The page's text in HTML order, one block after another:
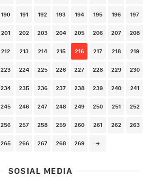
190 191 192 193 194 195 196 197
201 202 203 204 205 206 207 208
212 213 214 215 216 217 218 219
223 224 225 226 227 228 229 230
234 235 236 237 238 239 240 241
245 246 247 248 249 250 251 252
256 257 258 259 260 261 262 263
265 266 267 268 269
SOSIAL MEDIA